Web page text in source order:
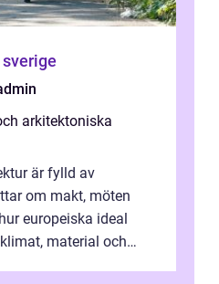
arkitektoniska
är fylld av
om makt, möten
europeiska ideal
material och